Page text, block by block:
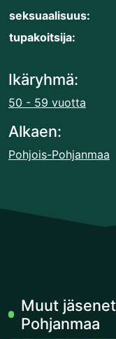
seksuaalisuus:
tupakoitsija:
Ikäryhmä:
50 - 59 vuotta
Alkaen:
Pohjois-Pohjanmaa
Muut
Pohjanmaa